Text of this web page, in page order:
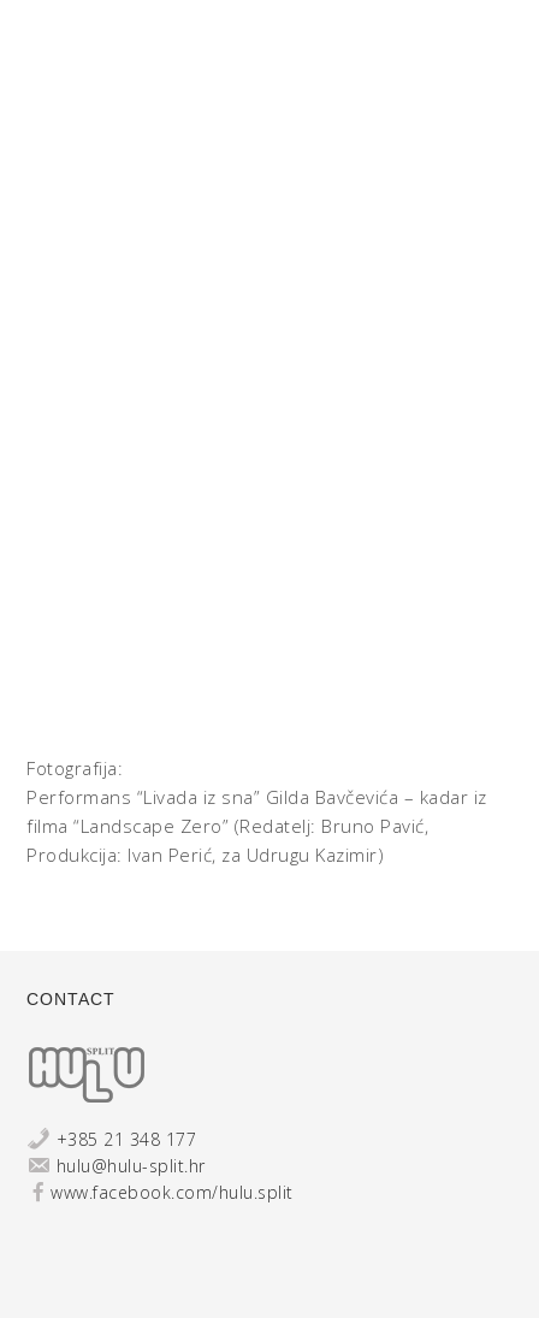
Fotografija:
Performans “Livada iz sna” Gilda Bavčevića – kadar iz
filma “Landscape Zero” (Redatelj: Bruno Pavić,
Produkcija: Ivan Perić, za Udrugu Kazimir)
CONTACT
+385 21 348 177
hulu@hulu-split.hr
www.facebook.com/hulu.split